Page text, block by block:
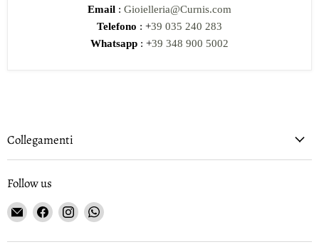
Email : Gioielleria@Curnis.com
Telefono : +39 035 240 283
Whatsapp : +39 348 900 5002
Collegamenti
Follow us
Email
Gioielleria
Curnis
Find
on
Find
on
Find
on